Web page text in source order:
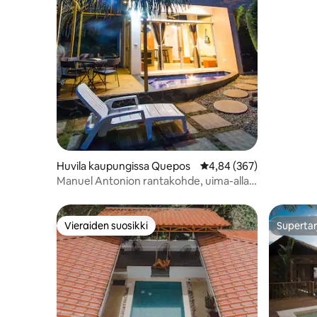
Huvila kaupungissa Quepos Keskimääräinen arvio
4,84 (367)
Manuel Antonion rantakohde, uima-allas,
Vieraiden suosikki
Vieraiden suosikki